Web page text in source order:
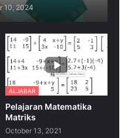
10, 2024
ALJABAR
Pelajaran Matematika
Matriks
October 13, 2021